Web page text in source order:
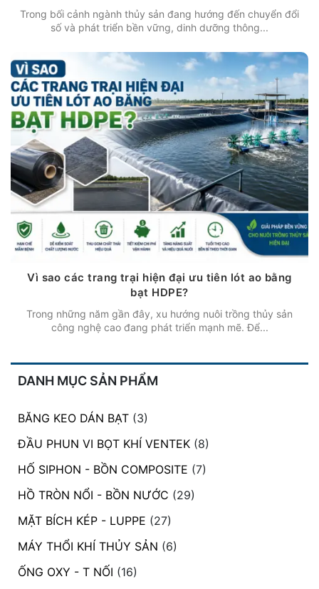
Trong bối cảnh ngành thủy sản đang hướng đến chuyển đổi
số và phát triển bền vững, dinh dưỡng thông...
Vì sao các trang trại hiện đại ưu tiên lót ao bằng
bạt HDPE?
Trong những năm gần đây, xu hướng nuôi trồng thủy sản
công nghệ cao đang phát triển mạnh mẽ. Để...
DANH MỤC SẢN PHẨM
BĂNG KEO DÁN BẠT (3)
ĐẦU PHUN VI BỌT KHÍ VENTEK (8)
HỐ SIPHON - BỒN COMPOSITE (7)
HỒ TRÒN NỔI - BỒN NƯỚC (29)
MẶT BÍCH KÉP - LUPPE (27)
MÁY THỔI KHÍ THỦY SẢN (6)
ỐNG OXY - T NỐI (16)